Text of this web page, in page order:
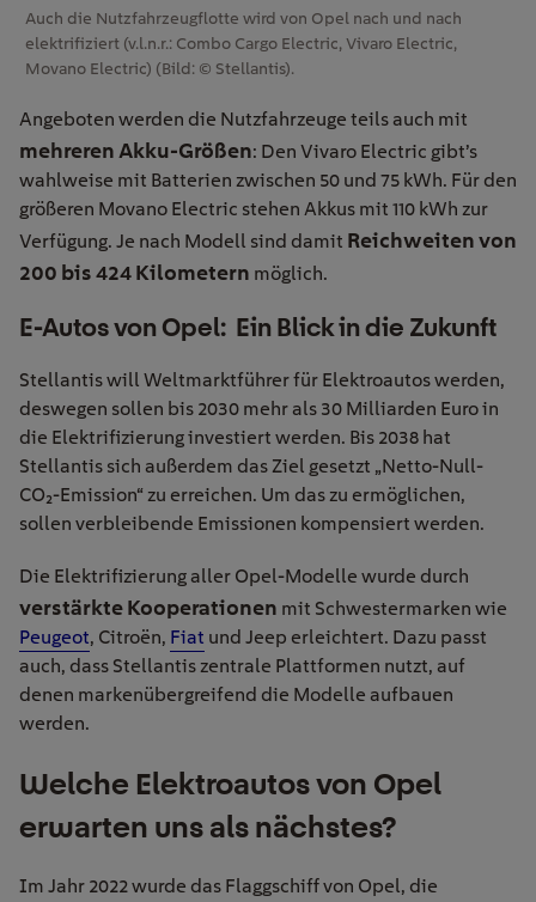
Auch die Nutzfahrzeugflotte wird von Opel nach und nach
elektrifiziert (v.l.n.r.: Combo Cargo Electric, Vivaro Electric,
Movano Electric) (Bild: © Stellantis).
Angeboten werden die Nutzfahrzeuge teils auch mit
mehreren Akku-Größen: Den Vivaro Electric gibt’s
wahlweise mit Batterien zwischen 50 und 75 kWh. Für den
größeren Movano Electric stehen Akkus mit 110 kWh zur
Verfügung. Je nach Modell sind damit Reichweiten von
200 bis 424 Kilometern möglich.
E-Autos von Opel: Ein Blick in die Zukunft
Stellantis will Weltmarktführer für Elektroautos werden,
deswegen sollen bis 2030 mehr als 30 Milliarden Euro in
die Elektrifizierung investiert werden. Bis 2038 hat
Stellantis sich außerdem das Ziel gesetzt „Netto-Null-
CO₂-Emission“ zu erreichen. Um das zu ermöglichen,
sollen verbleibende Emissionen kompensiert werden.
Die Elektrifizierung aller Opel-Modelle wurde durch
verstärkte Kooperationen mit Schwestermarken wie
Peugeot, Citroën, Fiat und Jeep erleichtert. Dazu passt
auch, dass Stellantis zentrale Plattformen nutzt, auf
denen markenübergreifend die Modelle aufbauen
werden.
Welche Elektroautos von Opel
erwarten uns als nächstes?
Im Jahr 2022 wurde das Flaggschiff von Opel, die